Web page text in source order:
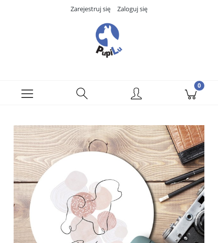
Zarejestruj się Zaloguj się